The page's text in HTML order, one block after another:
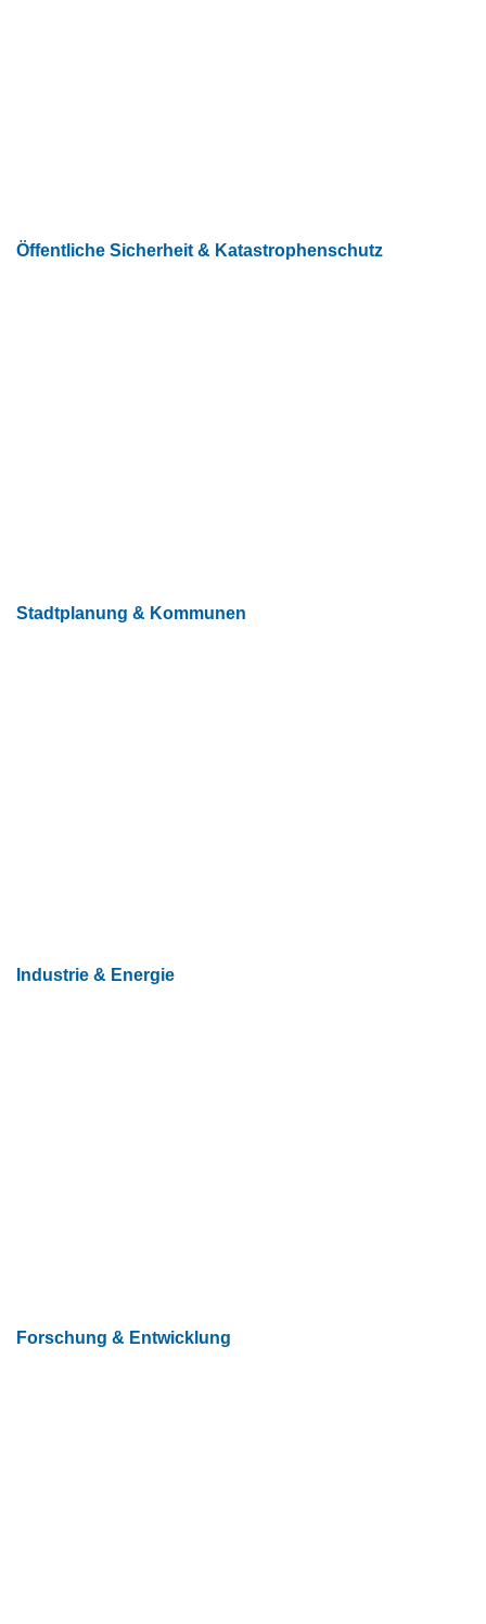
Öffentliche Sicherheit & Katastrophenschutz
Stadtplanung & Kommunen
Industrie & Energie
Forschung & Entwicklung